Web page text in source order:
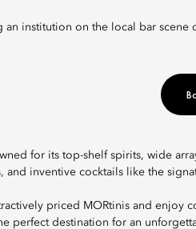
institution on the local bar scene
for its top-shelf spirits, wide
and inventive cocktails like the
priced MORtinis and enjoy
perfect destination for an